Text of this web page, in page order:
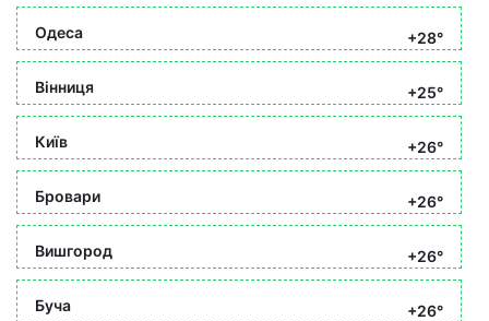
Одеса +28°
Вінниця +25°
Київ +26°
Бровари +26°
Вишгород +26°
Буча
+26°